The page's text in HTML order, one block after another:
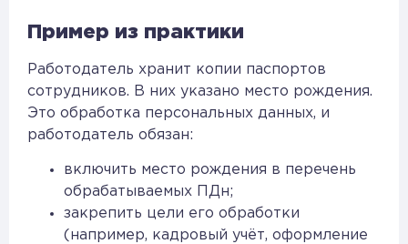
Пример из практики
Работодатель хранит копии паспортов
сотрудников. В них указано место рождения.
Это обработка персональных данных, и
работодатель обязан:
включить место рождения в перечень
обрабатываемых ПДн;
закрепить цели его обработки
(например, кадровый учёт, оформление